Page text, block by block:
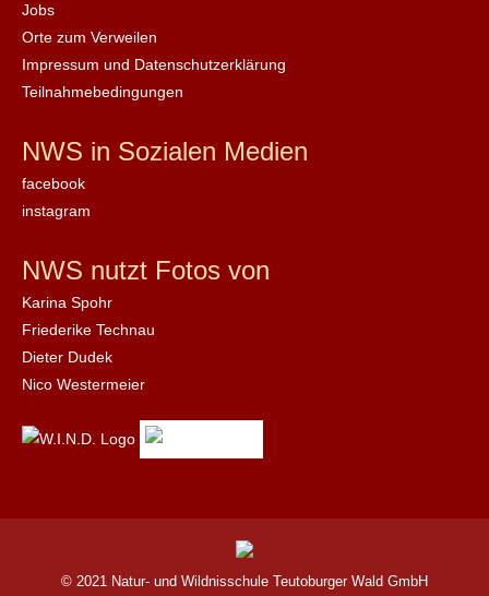
Jobs
Orte zum Verweilen
Impressum und Datenschutzerklärung
Teilnahmebedingungen
NWS in Sozialen Medien
facebook
instagram
NWS nutzt Fotos von
Karina Spohr
Friederike Technau
Dieter Dudek
Nico Westermeier
© 2021 Natur- und Wildnisschule Teutoburger Wald GmbH